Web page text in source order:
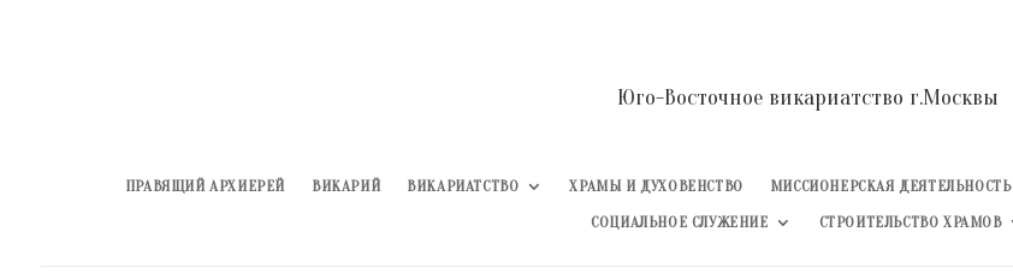
Юго-Восточное викариатство г.Москвы
ПРАВЯЩИЙ АРХИЕРЕЙ ВИКАРИЙ ВИКАРИАТСТВО ХРАМЫ И ДУХОВЕНСТВО МИССИОНЕРСКАЯ ДЕЯТЕЛЬНОСТЬ
СОЦИАЛЬНОЕ СЛУЖЕНИЕ
СТРОИТЕЛЬСТВО ХРАМОВ